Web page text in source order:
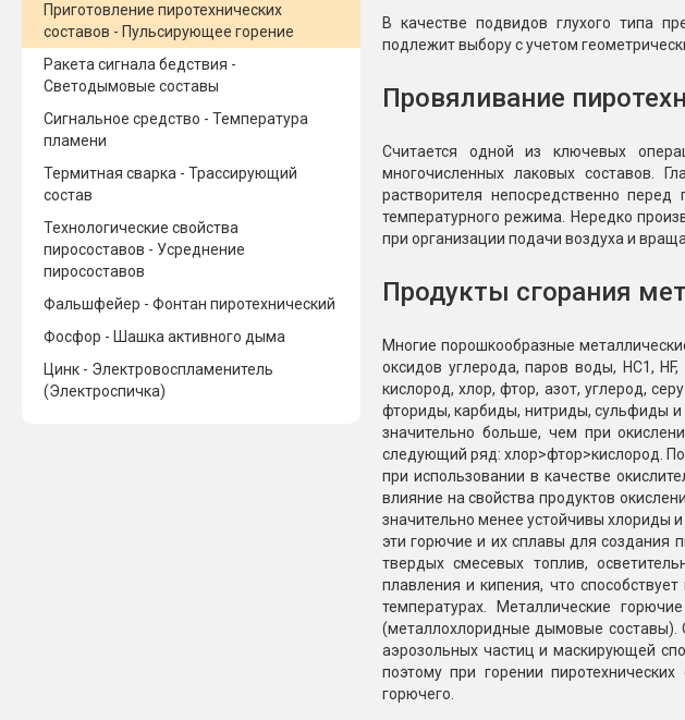
Приготовление пиротехнических
составов - Пульсирующее горение
Ракета сигнала бедствия -
Светодымовые составы
Сигнальное средство - Температура
пламени
Термитная сварка - Трассирующий
состав
Технологические свойства
пиросоставов - Усреднение
пиросоставов
Фальшфейер - Фонтан пиротехнический
Фосфор - Шашка активного дыма
Цинк - Электровоспламенитель
(Электроспичка)
В качестве подвидов глухого типа
подлежит выбору с учетом
Провяливание
Считается одной из ключевых
многочисленных лаковых составов.
растворителя непосредственно
температурного режима. Нередко
при организации подачи воздуха и
Продукты сгорания
Многие порошкообразные
оксидов углерода, паров воды, НС1,
кислород, хлор, фтор, азот, углерод,
фториды, карбиды, нитриды, сульфиды
значительно больше, чем при
следующий ряд: хлор>фтор>кислород.
при использовании в качестве
влияние на свойства продуктов
значительно менее устойчивы хлориды
эти горючие и их сплавы для создания
твердых смесевых топлив,
плавления и кипения, что
температурах. Металлические
(металлохлоридные дымовые составы).
аэрозольных частиц и маскирующей
поэтому при горении
горючего.